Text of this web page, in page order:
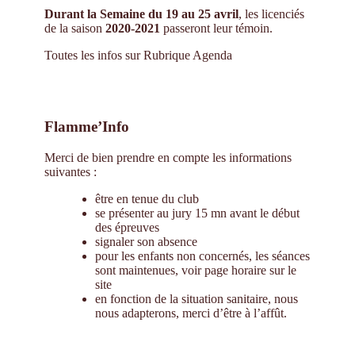
Durant la Semaine du 19 au 25 avril, les licenciés
de la saison 2020-2021 passeront leur témoin.
Toutes les infos sur Rubrique Agenda
Flamme’Info
Merci de bien prendre en compte les informations
suivantes :
être en tenue du club
se présenter au jury 15 mn avant le début
des épreuves
signaler son absence
pour les enfants non concernés, les séances
sont maintenues, voir page horaire sur le
site
en fonction de la situation sanitaire, nous
nous adapterons, merci d’être à l’affût.